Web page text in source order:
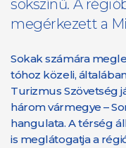
sokszínű. A
megérkezett a
Sokak számára
tóhoz közeli,
Turizmus Szövetség
három vármegye –
hangulata. A térség
is meglátogatja a